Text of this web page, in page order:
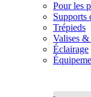
Pour les
Supports
Trépieds
Valises &
Éclairage